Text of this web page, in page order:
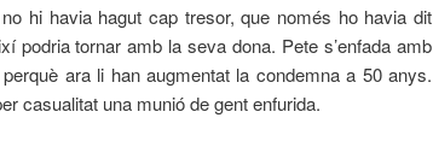
hi havia hagut cap tresor, que només ho havia dit
podria tornar amb la seva dona. Pete s’enfada amb
ara li han augmentat la condemna a 50 anys.
casualitat una munió de gent enfurida.